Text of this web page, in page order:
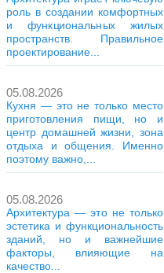
роль в создании комфортных
и функциональных жилых
пространств. Правильное
проектирование...
05.08.2026
Кухня — это не только место
приготовления пищи, но и
центр домашней жизни, зона
отдыха и общения. Именно
поэтому важно,...
05.08.2026
Архитектура — это не только
эстетика и функциональность
зданий, но и важнейшие
факторы, влияющие на
качество...